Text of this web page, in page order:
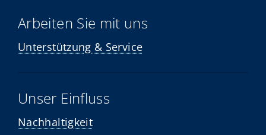
Arbeiten Sie mit uns
Unterstützung & Service
Unser Einfluss
Nachhaltigkeit